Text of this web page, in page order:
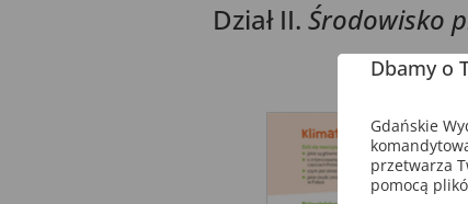
Dział II. Środowisko
Dbamy o
Gdańskie
przetwarza
pomocą